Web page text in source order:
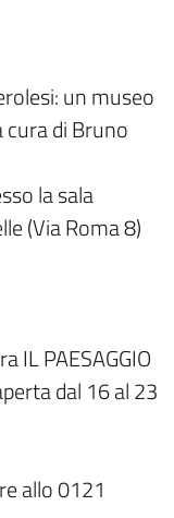
un museo
di Bruno
la sala
(Via Roma 8)
IL PAESAGGIO
dal 16 al 23
allo 0121